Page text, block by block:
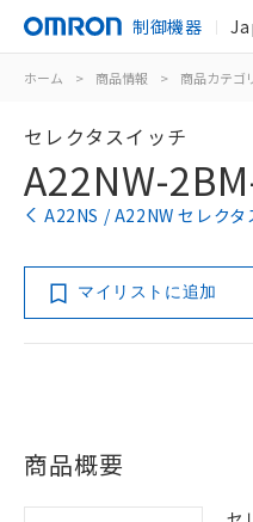
制御機器
ホーム > 商品情報 > 商品カテゴ
セレクタスイッチ
A22NW-
A22NS / A22NW セレク
マイリストに追加
商品概要